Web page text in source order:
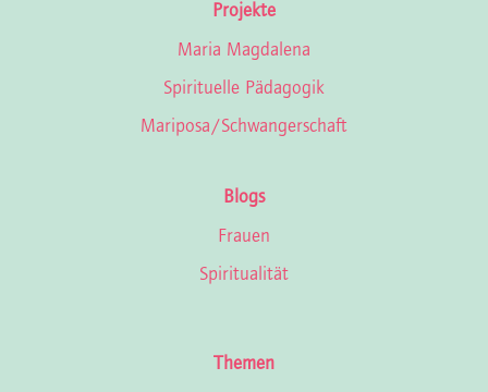
Projekte
Maria Magdalena
Spirituelle Pädagogik
Mariposa/Schwan­ger­schaft
Blogs
Frauen
Spiritualität
Themen